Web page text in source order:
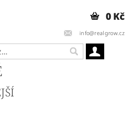
info@realgrow.cz
0 Kč